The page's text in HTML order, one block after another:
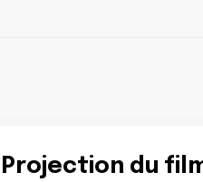
Projection du